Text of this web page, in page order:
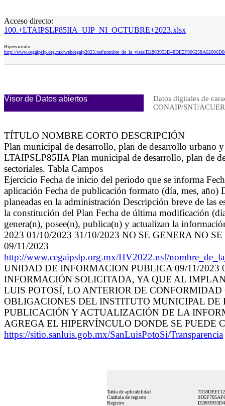
Acceso directo:
100.+LTAIPSLP85IIA_UIP_NI_OCTUBRE+2023.xlsx
Hipervinculo
http://www.cegaipslp.org.mx/webcegaip2023.nsf/nombre_de_la_vista/
Visor de Datos abiertos
Datos digitales de
CONAIP/SNT/
TÍTULO NOMBRE CORTO DESCRIPCIÓN
Plan municipal de desarrollo, plan de desarrollo urbano
LTAIPSLP85IIA Plan municipal de desarrollo, plan de
sectoriales. Tabla Campos
Ejercicio Fecha de inicio del periodo que se informa
aplicación Fecha de publicación formato (día, mes, año)
planeadas en la administración Descripción breve de las
la constitución del Plan Fecha de última modificación
genera(n), posee(n), publica(n) y actualizan la
2023 01/10/2023 31/10/2023 NO SE GENERA NO
09/11/2023
http://www.cegaipslp.org.mx/HV2022.nsf/
UNIDAD DE INFORMACION PUBLICA 09/11/2023
INFORMACIÓN SOLICITADA, YA QUE AL
LUIS POTOSÍ, LO ANTERIOR DE
OBLIGACIONES DEL INSTITUTO MUNICIPAL
PUBLICACIÓN Y ACTUALIZACIÓN DE LA
AGREGA EL HIPERVÍNCULO DONDE SE PUEDE
https://sitio.sanluis.gob.mx/SanLuisPotoSi/Transparencia
Tabla de aplicabilidad
Carátula de registro
Registro